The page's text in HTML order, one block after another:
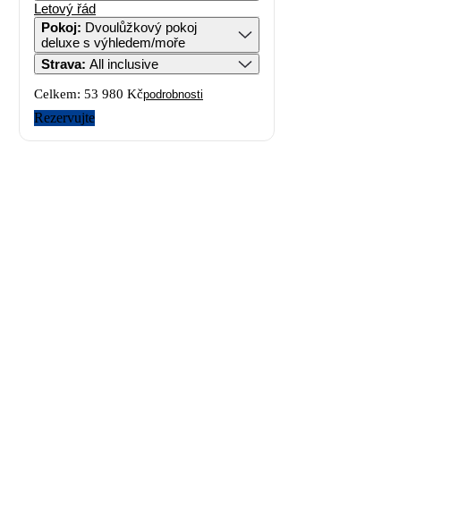
Letový řád
Pokoj: Dvoulůžkový pokoj
deluxe s výhledem/moře
Strava: All inclusive
Celkem: 53 980 Kčpodrobnosti
Rezervujte